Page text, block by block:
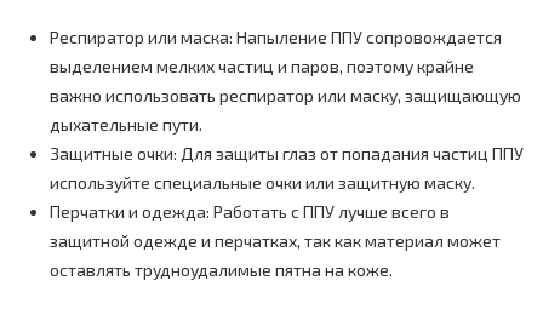
Респиратор или маска: Напыление ППУ сопровождается
выделением мелких частиц и паров, поэтому крайне
важно использовать респиратор или маску, защищающую
дыхательные пути.
Защитные очки: Для защиты глаз от попадания частиц ППУ
используйте специальные очки или защитную маску.
Перчатки и одежда: Работать с ППУ лучше всего в
защитной одежде и перчатках, так как материал может
оставлять трудноудалимые пятна на коже.